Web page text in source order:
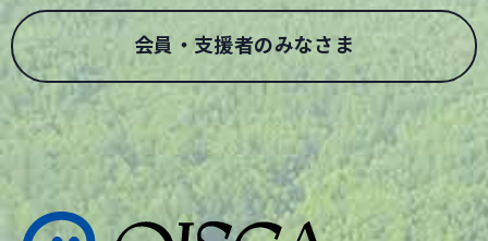
会員・支援者のみなさま